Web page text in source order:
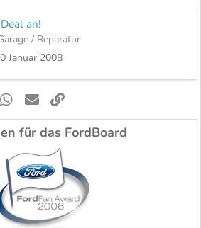
an!
/ Reparatur
Januar 2008
WhatsApp
E-Mail
für das FordBoard